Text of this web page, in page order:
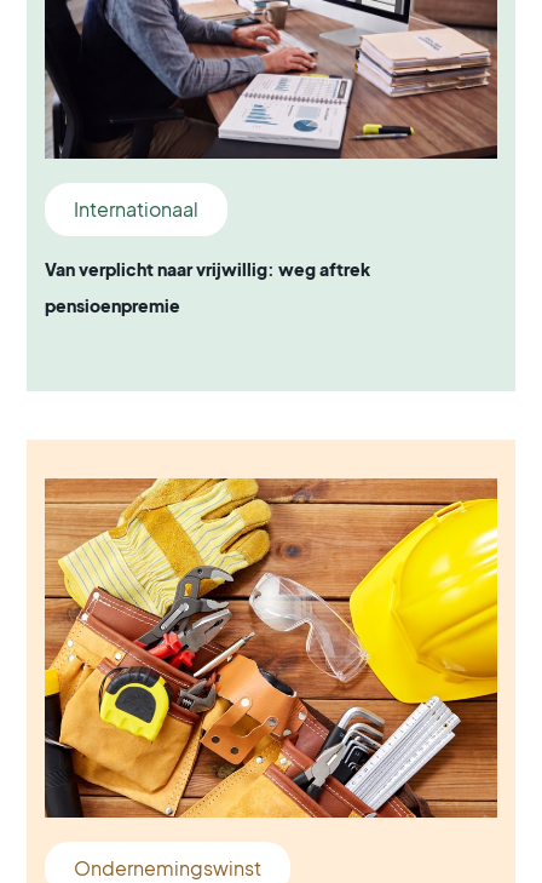
Internationaal
Van verplicht naar vrijwillig: weg aftrek
pensioenpremie
Ondernemingswinst